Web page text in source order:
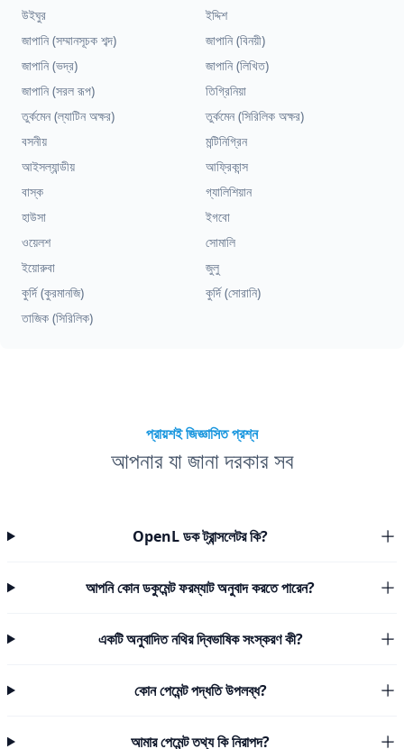
উইঘুর
ইদ্দিশ
জাপানি (সম্মানসূচক শব্দ)
জাপানি (বিনয়ী)
জাপানি (ভদ্র)
জাপানি (লিখিত)
জাপানি (সরল রূপ)
তিগ্রিনিয়া
তুর্কমেন (ল্যাটিন অক্ষর)
তুর্কমেন (সিরিলিক অক্ষর)
বসনীয়
মন্টিনিগ্রিন
আইসল্যান্ডীয়
আফ্রিকান্স
বাস্ক
গ্যালিশিয়ান
হাউসা
ইগবো
ওয়েলশ
সোমালি
ইয়োরুবা
জুলু
কুর্দি (কুরমানজি)
কুর্দি (সোরানি)
তাজিক (সিরিলিক)
প্রায়শই জিজ্ঞাসিত প্রশ্ন
আপনার যা জানা দরকার সব
OpenL ডক ট্রান্সলেটর কি?
আপনি কোন ডকুমেন্ট ফরম্যাট অনুবাদ করতে পারেন?
একটি অনুবাদিত নথির দ্বিভাষিক সংস্করণ কী?
কোন পেমেন্ট পদ্ধতি উপলব্ধ?
আমার পেমেন্ট তথ্য কি নিরাপদ?